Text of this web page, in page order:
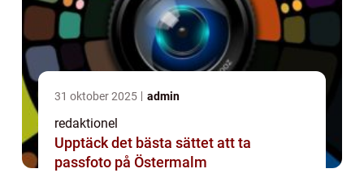
31 oktober 2025 admin
redaktionel
Upptäck det bästa sättet att ta
passfoto på Östermalm